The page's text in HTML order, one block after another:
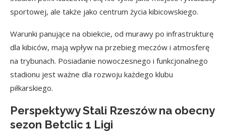
sportowej, ale także jako centrum życia kibicowskiego.
Warunki panujące na obiekcie, od murawy po infrastrukturę
dla kibiców, mają wpływ na przebieg meczów i atmosferę
na trybunach. Posiadanie nowoczesnego i funkcjonalnego
stadionu jest ważne dla rozwoju każdego klubu
piłkarskiego.
Perspektywy Stali Rzeszów na obecny
sezon Betclic 1 Ligi